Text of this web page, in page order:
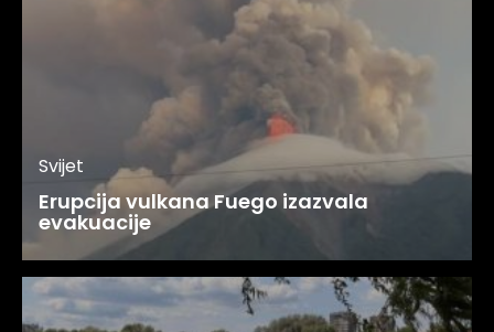
Svijet
Erupcija vulkana Fuego izazvala
evakuacije